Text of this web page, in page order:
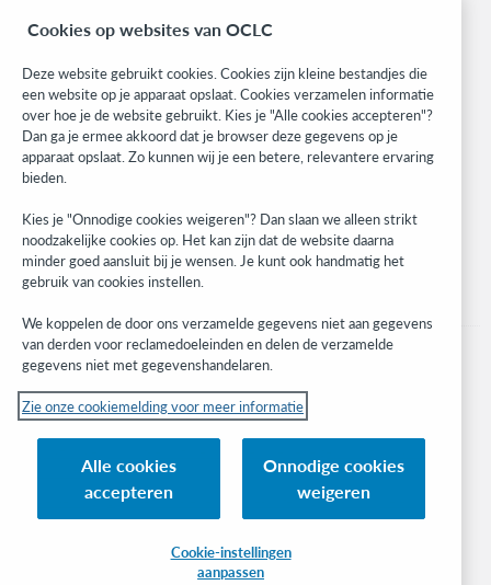
Community
Research
WebJunction
Developer Network
Stay in the know.
Get the latest product updates, research, events, and much more—
right to your inbox.
Subscribe now
© 2023 OCLC
Inc. en buitenlandse filialen
Cookiemelding Lijst met cookies en cookie-instellingen Privacybeleid
Cookies op websites van OCLC
Deze website gebruikt cookies. Cookies zijn kleine bestandjes die
een website op je apparaat opslaat. Cookies verzamelen informatie
over hoe je de website gebruikt. Kies je "Alle cookies accepteren"?
Dan ga je ermee akkoord dat je browser deze gegevens op je
apparaat opslaat. Zo kunnen wij je een betere, relevantere ervaring
bieden.
Kies je "Onnodige cookies weigeren"? Dan slaan we alleen strikt
noodzakelijke cookies op. Het kan zijn dat de website daarna
minder goed aansluit bij je wensen. Je kunt ook handmatig het
gebruik van cookies instellen.
We koppelen de door ons verzamelde gegevens niet aan gegevens
van derden voor reclamedoeleinden en delen de verzamelde
gegevens niet met gegevenshandelaren.
Zie onze cookiemelding voor meer informatie
Alle cookies
accepteren
Onnodige cookies
weigeren
Cookie-instellingen
aanpassen